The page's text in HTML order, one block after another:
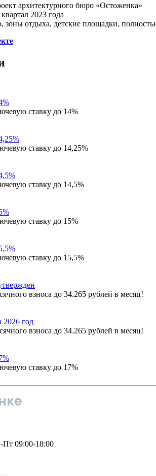
архитектурного бюро «Остоженка»
2023 года
зоны отдыха, детские площадки,
ставку до 14%
ставку до 14,25%
ставку до 14,5%
ставку до 15%
ставку до 15,5%
взноса до 34.265 рублей в месяц!
2026 год
взноса до 34.265 рублей в месяц!
ставку до 17%
09:00-18:00